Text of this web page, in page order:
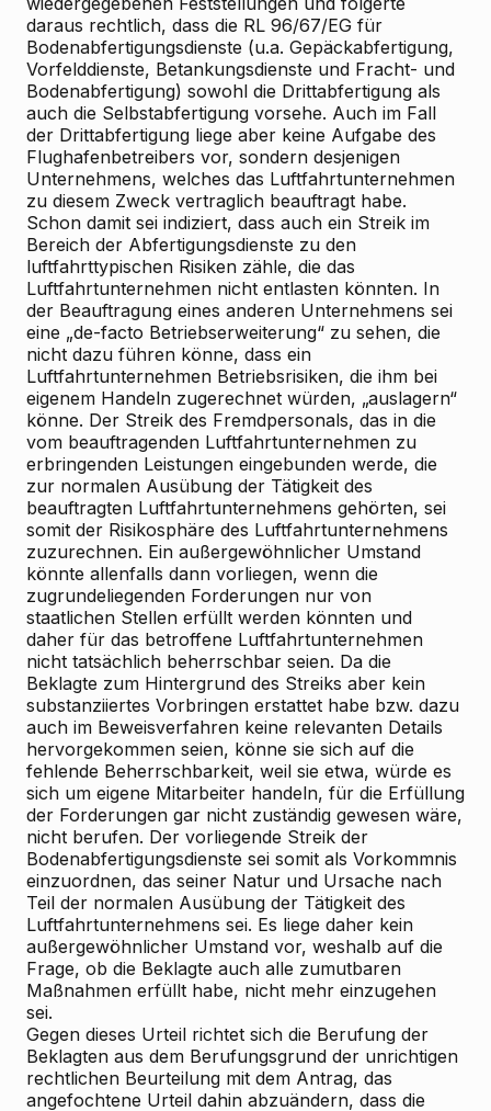
daraus rechtlich, dass die RL 96/67/EG für
Bodenabfertigungsdienste (u.a. Gepäckabfertigung,
Vorfelddienste, Betankungsdienste und Fracht- und
Bodenabfertigung) sowohl die Drittabfertigung als
auch die Selbstabfertigung vorsehe. Auch im Fall
der Drittabfertigung liege aber keine Aufgabe des
Flughafenbetreibers vor, sondern desjenigen
Unternehmens, welches das Luftfahrtunternehmen
zu diesem Zweck vertraglich beauftragt habe.
Schon damit sei indiziert, dass auch ein Streik im
Bereich der Abfertigungsdienste zu den
luftfahrttypischen Risiken zähle, die das
Luftfahrtunternehmen nicht entlasten könnten. In
der Beauftragung eines anderen Unternehmens sei
eine „de-facto Betriebserweiterung“ zu sehen, die
nicht dazu führen könne, dass ein
Luftfahrtunternehmen Betriebsrisiken, die ihm bei
eigenem Handeln zugerechnet würden, „auslagern“
könne. Der Streik des Fremdpersonals, das in die
vom beauftragenden Luftfahrtunternehmen zu
erbringenden Leistungen eingebunden werde, die
zur normalen Ausübung der Tätigkeit des
beauftragten Luftfahrtunternehmens gehörten, sei
somit der Risikosphäre des Luftfahrtunternehmens
zuzurechnen. Ein außergewöhnlicher Umstand
könnte allenfalls dann vorliegen, wenn die
zugrundeliegenden Forderungen nur von
staatlichen Stellen erfüllt werden könnten und
daher für das betroffene Luftfahrtunternehmen
nicht tatsächlich beherrschbar seien. Da die
Beklagte zum Hintergrund des Streiks aber kein
substanziiertes Vorbringen erstattet habe bzw. dazu
auch im Beweisverfahren keine relevanten Details
hervorgekommen seien, könne sie sich auf die
fehlende Beherrschbarkeit, weil sie etwa, würde es
sich um eigene Mitarbeiter handeln, für die Erfüllung
der Forderungen gar nicht zuständig gewesen wäre,
nicht berufen. Der vorliegende Streik der
Bodenabfertigungsdienste sei somit als Vorkommnis
einzuordnen, das seiner Natur und Ursache nach
Teil der normalen Ausübung der Tätigkeit des
Luftfahrtunternehmens sei. Es liege daher kein
außergewöhnlicher Umstand vor, weshalb auf die
Frage, ob die Beklagte auch alle zumutbaren
Maßnahmen erfüllt habe, nicht mehr einzugehen
sei.
Gegen dieses Urteil richtet sich die Berufung der
Beklagten aus dem Berufungsgrund der unrichtigen
rechtlichen Beurteilung mit dem Antrag, das
angefochtene Urteil dahin abzuändern, dass die